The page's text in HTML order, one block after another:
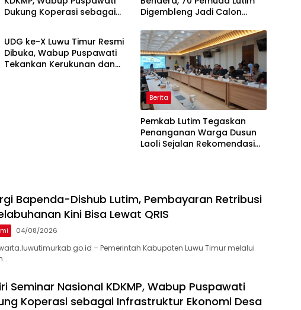
Dukung Koperasi sebagai
Digembleng Jadi Calon
Berita
UDG ke-X Luwu Timur Resmi
Dibuka, Wabup Puspawati
Tekankan Kerukunan dan
Berita
Pemkab Lutim Tegaskan
Penanganan Warga Dusun
Laoli Sejalan Rekomendasi
Bapenda-Dishub Lutim, Pembayaran Retribusi
Kini Bisa Lewat QRIS
04/08/2026
– Pemerintah Kabupaten Luwu Timur melalui
Seminar Nasional KDKMP, Wabup Puspawati
Koperasi sebagai Infrastruktur Ekonomi Desa